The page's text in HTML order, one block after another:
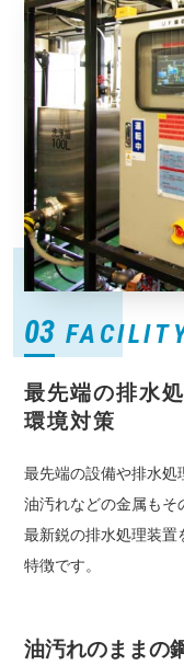
03
最先端の排水
環境対策
最先端の設備や排水処
油汚れなどの金属も
最新鋭の排水処理装置
特徴です。
油汚れのままの